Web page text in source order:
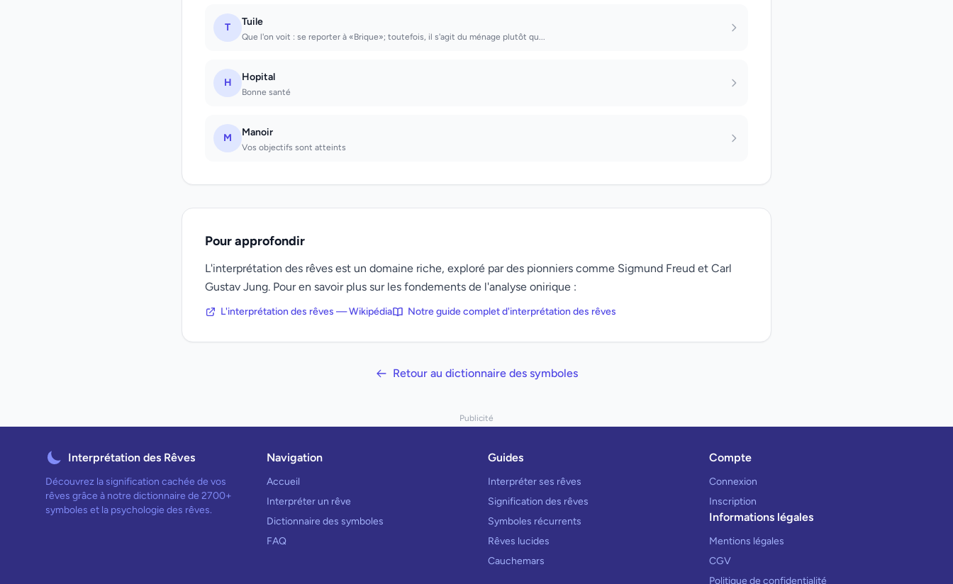
T Tuile
Que l'on voit : se reporter à «Brique»; toutefois, il s'agit du ménage plutôt qu...
H Hopital
Bonne santé
M Manoir
Vos objectifs sont atteints
Pour approfondir
L'interprétation des rêves est un domaine riche, exploré par des pionniers comme Sigmund Freud et Carl
Gustav Jung. Pour en savoir plus sur les fondements de l'analyse onirique :
L'interprétation des rêves — Wikipédia Notre guide complet d'interprétation des rêves
Retour au dictionnaire des symboles
Publicité
Interprétation des Rêves
Découvrez la signification cachée de vos
rêves grâce à notre dictionnaire de 2700+
symboles et la psychologie des rêves.
Navigation
Accueil
Interpréter un rêve
Dictionnaire des symboles
FAQ
Guides
Interpréter ses rêves
Signification des rêves
Symboles récurrents
Rêves lucides
Cauchemars
Compte
Connexion
Inscription
Informations légales
Mentions légales
CGV
Politique de confidentialité